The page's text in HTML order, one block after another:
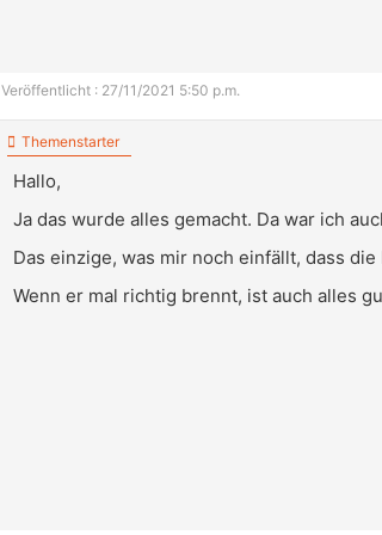
Veröffentlicht : 27/11/2021 5:50 p.m.
Themenstarter
Hallo,
Ja das wurde alles gemacht. Da war ich
Das einzige, was mir noch einfällt, dass
Wenn er mal richtig brennt, ist auch alles